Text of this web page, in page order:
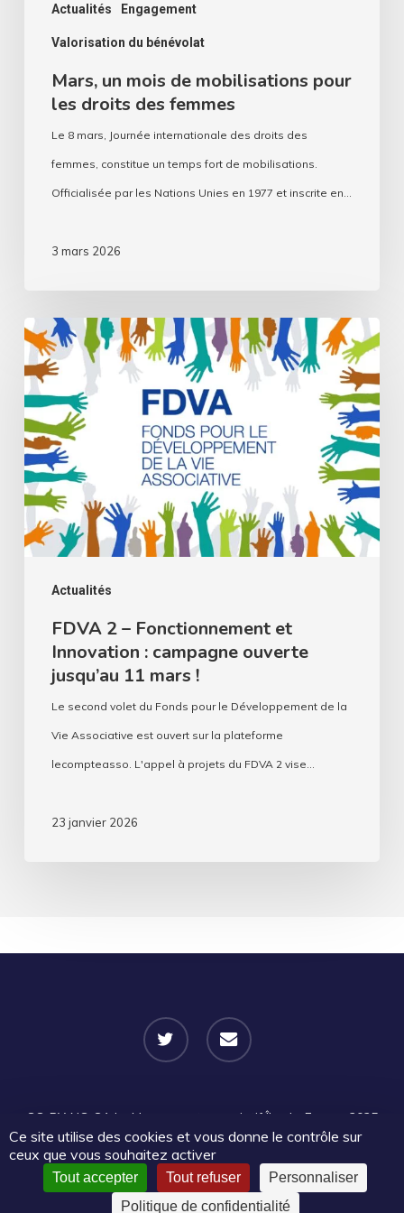
Actualités Engagement
Valorisation du bénévolat
femmes
Mars, un mois de mobilisations pour
les droits des femmes
Le 8 mars, Journée internationale des droits des
femmes, constitue un temps fort de mobilisations.
Officialisée par les Nations Unies en 1977 et inscrite en…
3 mars 2026
Actualités
FDVA
2
–
Fonctionnement
et
Innovation
:
campagne
ouverte
jusqu’au
mars
FDVA 2 – Fonctionnement et
Innovation : campagne ouverte
jusqu’au 11 mars !
Le second volet du Fonds pour le Développement de la
Vie Associative est ouvert sur la plateforme
lecompteasso. L'appel à projets du FDVA 2 vise…
23 janvier 2026
twitter email
CC-BY-NC-SA Le Mouvement associatif Île-de-France 2025
| Certains droits réservés | Mentions légales|Politique de
confidentialité
Ce site utilise des cookies et vous donne le contrôle sur
ceux que vous souhaitez activer
Tout accepter Tout refuser
Personnaliser
Politique de confidentialité